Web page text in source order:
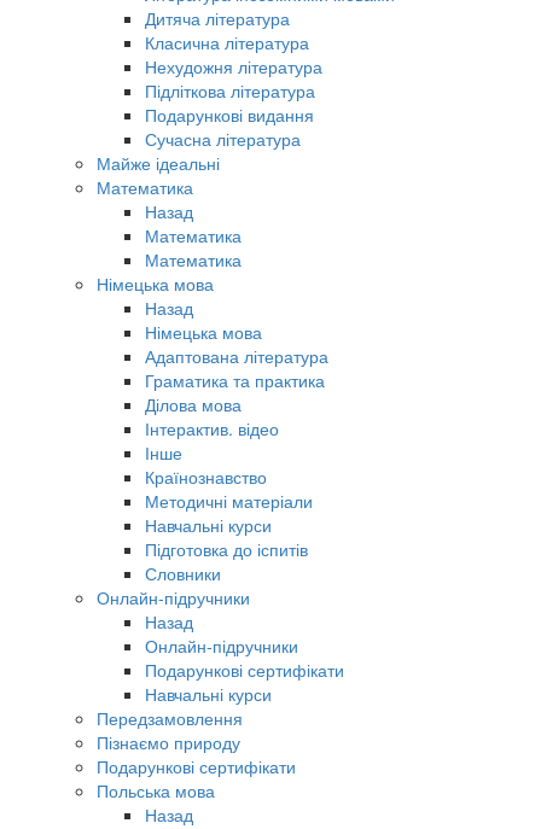
Дитяча література
Класична література
Нехудожня література
Підліткова література
Подарункові видання
Сучасна література
Майже ідеальні
Математика
Назад
Математика
Математика
Німецька мова
Назад
Німецька мова
Адаптована література
Граматика та практика
Ділова мова
Інтерактив. відео
Інше
Країнознавство
Методичні матеріали
Навчальні курси
Підготовка до іспитів
Словники
Онлайн-підручники
Назад
Онлайн-підручники
Подарункові сертифікати
Навчальні курси
Передзамовлення
Пізнаємо природу
Подарункові сертифікати
Польська мова
Назад